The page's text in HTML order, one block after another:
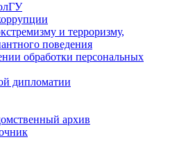
и терроризму,
поведения
обработки персональных
дипломатии
архив